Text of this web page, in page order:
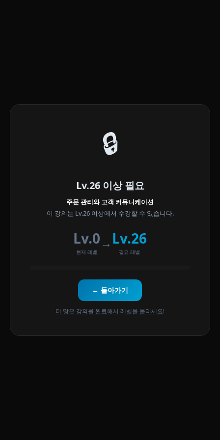
🔒
Lv.26 이상 필요
주문 관리와 고객 커뮤니케이션
이 강의는 Lv.26 이상에서 수강할 수 있습니다.
Lv.0
현재 레벨
→ Lv.26
필요 레벨
← 돌아가기
더 많은 강의를 완료해서 레벨을 올리세요!